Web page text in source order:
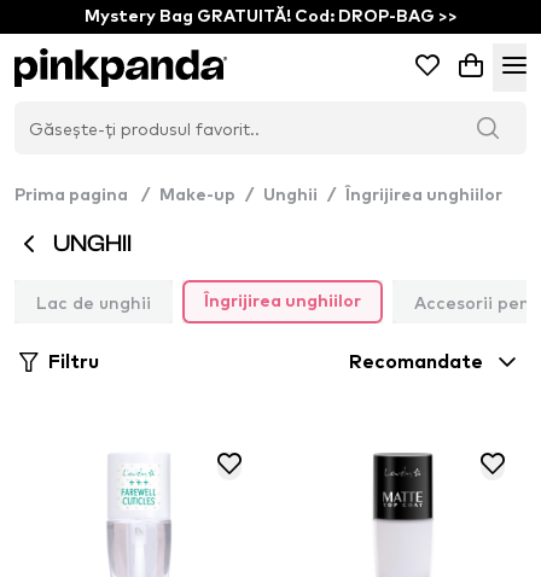
Mystery Bag GRATUITĂ! Cod: DROP-BAG >>
Prima pagina / Make-up / Unghii / Îngrijirea unghiilor
UNGHII
Lac de unghii Îngrijirea unghiilor Accesorii
Filtru Recomandate